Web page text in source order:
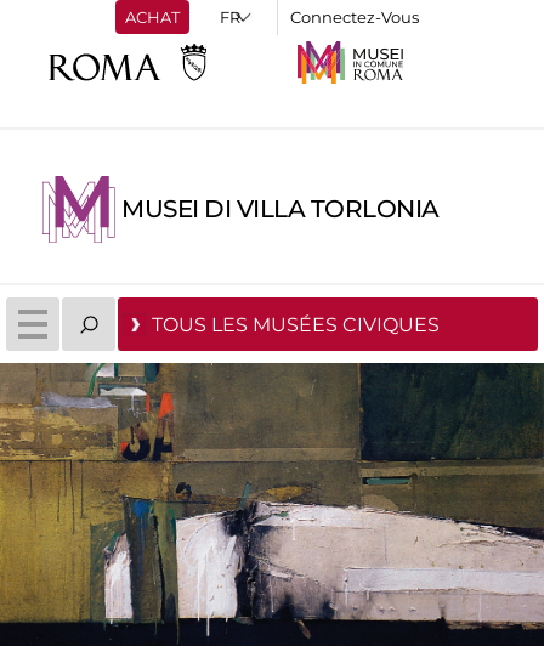
ACHAT Connectez-Vous
MUSEI DI VILLA TORLONIA
TOUS LES MUSÉES CIVIQUES